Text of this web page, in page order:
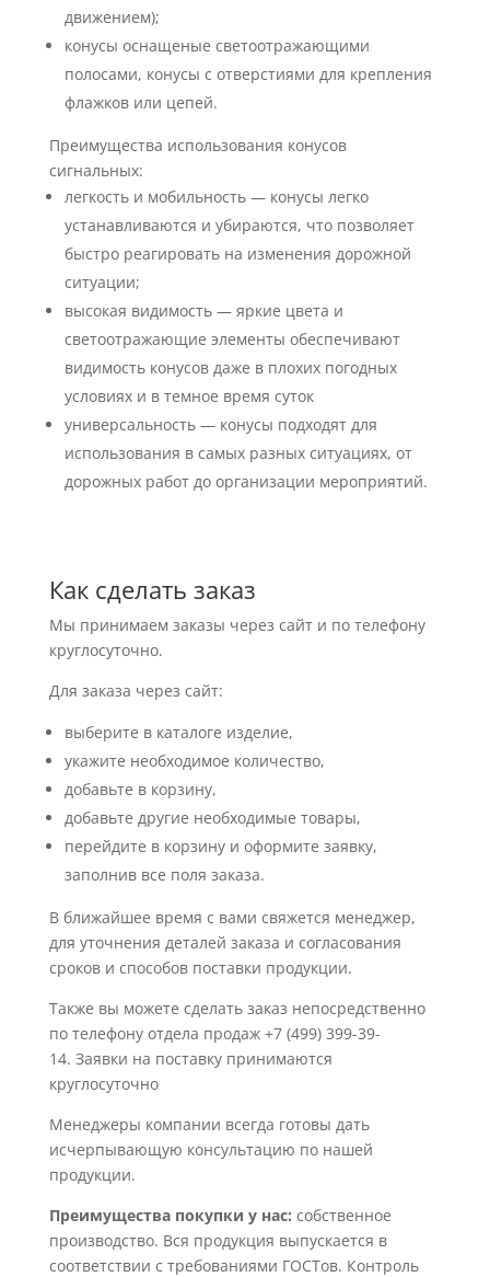
движением);
конусы оснащеные светоотражающими
полосами, конусы с отверстиями для крепления
флажков или цепей.
Преимущества использования конусов
сигнальных:
легкость и мобильность — конусы легко
устанавливаются и убираются, что позволяет
быстро реагировать на изменения дорожной
ситуации;
высокая видимость — яркие цвета и
светоотражающие элементы обеспечивают
видимость конусов даже в плохих погодных
условиях и в темное время суток
универсальность — конусы подходят для
использования в самых разных ситуациях, от
дорожных работ до организации мероприятий.
Как сделать заказ
Мы принимаем заказы через сайт и по телефону
круглосуточно.
Для заказа через сайт:
выберите в каталоге изделие,
укажите необходимое количество,
добавьте в корзину,
добавьте другие необходимые товары,
перейдите в корзину и оформите заявку,
заполнив все поля заказа.
В ближайшее время с вами свяжется менеджер,
для уточнения деталей заказа и согласования
сроков и способов поставки продукции.
Также вы можете сделать заказ непосредственно
по телефону отдела продаж +7 (499) 399-39-
14. Заявки на поставку принимаются
круглосуточно
Менеджеры компании всегда готовы дать
исчерпывающую консультацию по нашей
продукции.
Преимущества покупки у нас: собственное
производство. Вся продукция выпускается в
соответствии с требованиями ГОСТов. Контроль